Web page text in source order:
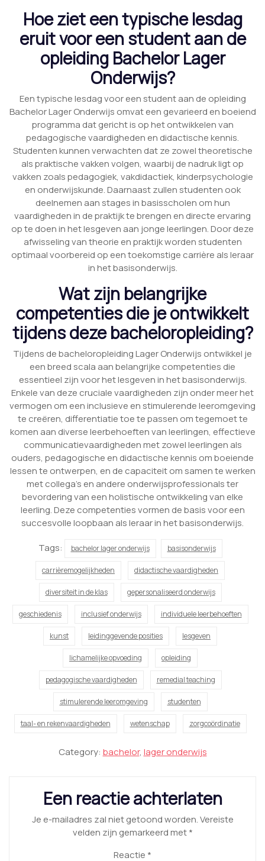
Hoe ziet een typische lesdag
eruit voor een student aan de
opleiding Bachelor Lager
Onderwijs?
Een typische lesdag voor een student aan de opleiding
Bachelor Lager Onderwijs omvat een gevarieerd en boeiend
programma dat gericht is op het ontwikkelen van
pedagogische vaardigheden en didactische kennis.
Studenten kunnen verwachten dat ze zowel theoretische
als praktische vakken volgen, waarbij de nadruk ligt op
vakken zoals pedagogiek, vakdidactiek, kinderpsychologie
en onderwijskunde. Daarnaast zullen studenten ook
deelnemen aan stages in basisscholen om hun
vaardigheden in de praktijk te brengen en directe ervaring
op te doen in het lesgeven aan jonge leerlingen. Door deze
afwisseling van theorie en praktijk worden studenten
optimaal voorbereid op een toekomstige carrière als leraar
in het basisonderwijs.
Wat zijn belangrijke
competenties die je ontwikkelt
tijdens deze bacheloropleiding?
Tijdens de bacheloropleiding Lager Onderwijs ontwikkel je
een breed scala aan belangrijke competenties die
essentieel zijn voor het lesgeven in het basisonderwijs.
Enkele van deze cruciale vaardigheden zijn onder meer het
vermogen om een inclusieve en stimulerende leeromgeving
te creëren, differentiatie toe te passen om tegemoet te
komen aan diverse leerbehoeften van leerlingen, effectieve
communicatievaardigheden met zowel leerlingen als
ouders, pedagogische en didactische kennis om boeiende
lessen te ontwerpen, en de capaciteit om samen te werken
met collega’s en andere onderwijsprofessionals ter
bevordering van een holistische ontwikkeling van elke
leerling. Deze competenties vormen de basis voor een
succesvolle loopbaan als leraar in het basisonderwijs.
Tags:
bachelor lager onderwijs basisonderwijs
carrièremogelijkheden didactische vaardigheden
diversiteit in de klas gepersonaliseerd onderwijs
geschiedenis inclusief onderwijs individuele leerbehoeften
kunst leidinggevende posities lesgeven
lichamelijke opvoeding opleiding
pedagogische vaardigheden remedial teaching
stimulerende leeromgeving studenten
taal- en rekenvaardigheden wetenschap zorgcoördinatie
Category: bachelor, lager onderwijs
Een reactie achterlaten
Je e-mailadres zal niet getoond worden.Vereiste
velden zijn gemarkeerd met*
Reactie *